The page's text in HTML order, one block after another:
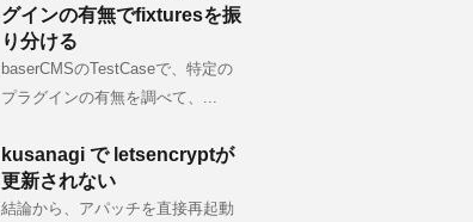
グインの有無でfixturesを振
り分ける
baserCMSのTestCaseで、特定の
プラグインの有無を調べて、...
kusanagi で letsencryptが
更新されない
結論から、アパッチを直接再起動